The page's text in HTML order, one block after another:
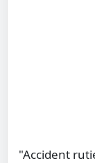
"Accident